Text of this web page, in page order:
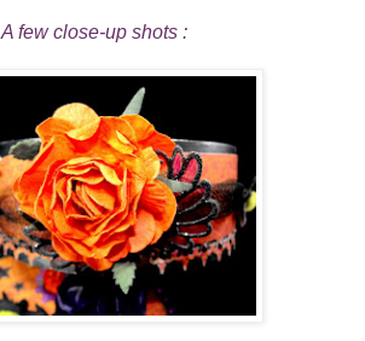
A few close-up shots :